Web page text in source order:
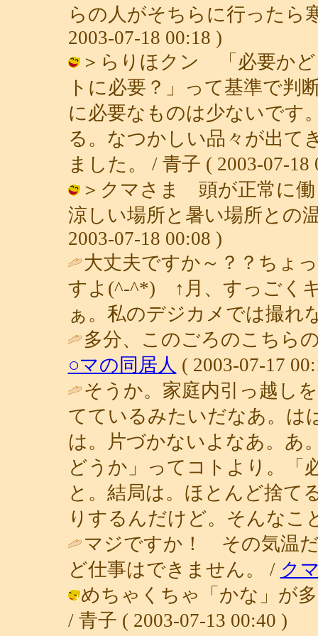
らの人がそちらに行ったら
2003-07-18 00:18 )
＞らりほクン 「必要かど
トに必要？」って基準で判
に必要なものは少ないです
る。なつかしい品々が出て
ました。 / 青子 ( 2003-07-18
＞クマさま 頭が正常に働
涼しい場所と暑い場所との
2003-07-18 00:08 )
大丈夫ですか～？？ちょ
すよ(^-^*) ↑月、すっごく
ぁ。私のデジカメでは撮れ
多分、このごろのこちら
○マの同居人 ( 2003-07-17
そうか。家庭内引っ越し
てているみたいだなあ。は
は。片づかないよなあ。あ
どうか」ってコトより。「
と。結局は。ほとんど捨て
りするんだけど。そんなこ
マジですか！ その気温
ど仕事はできません。 / ク
めちゃくちゃ「かな」が
/ 青子 ( 2003-07-13 00:40 )